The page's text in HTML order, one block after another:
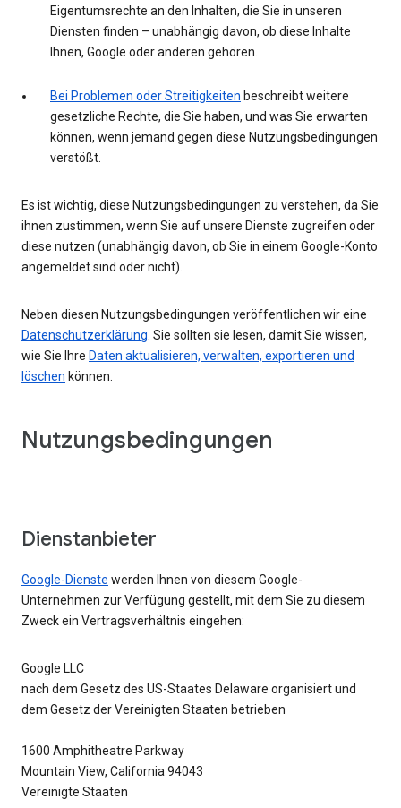
Eigentumsrechte an den Inhalten, die Sie in unseren
Diensten finden – unabhängig davon, ob diese Inhalte
Ihnen, Google oder anderen gehören.
Bei Problemen oder Streitigkeiten beschreibt weitere
gesetzliche Rechte, die Sie haben, und was Sie erwarten
können, wenn jemand gegen diese Nutzungsbedingungen
verstößt.
Es ist wichtig, diese Nutzungsbedingungen zu verstehen, da Sie
ihnen zustimmen, wenn Sie auf unsere Dienste zugreifen oder
diese nutzen (unabhängig davon, ob Sie in einem Google-Konto
angemeldet sind oder nicht).
Neben diesen Nutzungsbedingungen veröffentlichen wir eine
Datenschutzerklärung . Sie sollten sie lesen, damit Sie wissen,
wie Sie Ihre Daten aktualisieren, verwalten, exportieren und
löschen können.
Nutzungsbedingungen
Dienstanbieter
Google-Dienste werden Ihnen von diesem Google-
Unternehmen zur Verfügung gestellt, mit dem Sie zu diesem
Zweck ein Vertragsverhältnis eingehen:
Google LLC
nach dem Gesetz des US-Staates Delaware organisiert und
dem Gesetz der Vereinigten Staaten betrieben
1600 Amphitheatre Parkway
Mountain View, California 94043
Vereinigte Staaten